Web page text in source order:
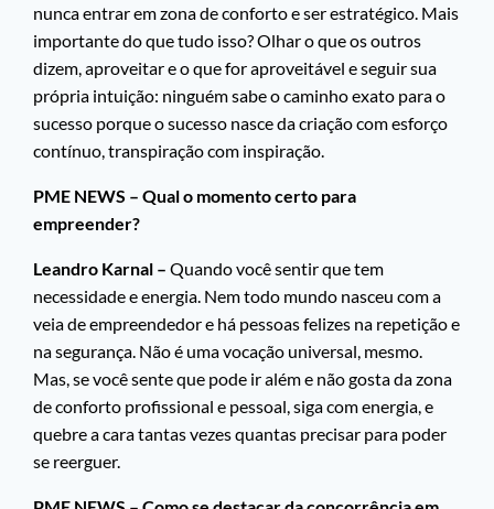
nunca entrar em zona de conforto e ser estratégico. Mais
importante do que tudo isso? Olhar o que os outros
dizem, aproveitar e o que for aproveitável e seguir sua
própria intuição: ninguém sabe o caminho exato para o
sucesso porque o sucesso nasce da criação com esforço
contínuo, transpiração com inspiração.
PME NEWS – Qual o momento certo para
empreender?
Leandro Karnal – Quando você sentir que tem
necessidade e energia. Nem todo mundo nasceu com a
veia de empreendedor e há pessoas felizes na repetição e
na segurança. Não é uma vocação universal, mesmo.
Mas, se você sente que pode ir além e não gosta da zona
de conforto profissional e pessoal, siga com energia, e
quebre a cara tantas vezes quantas precisar para poder
se reerguer.